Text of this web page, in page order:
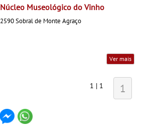
Núcleo Museológico do Vinho
2590 Sobral de Monte Agraço
Ver mais
1 | 1 1